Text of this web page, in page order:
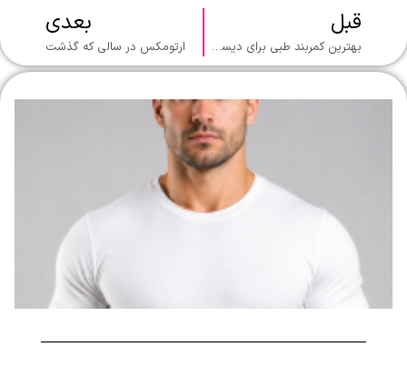
قبل
بهترین کمربند طبی برای دیسک کمر در ۲۰۲۵ آیا درد کمر شما روز به روز مزمن‌تر می‌شود؟
بعدی
ارتومکس در سالی که گذشت